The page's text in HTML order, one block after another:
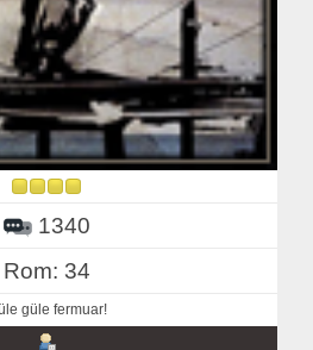
1340
Rom: 34
güle fermuar!